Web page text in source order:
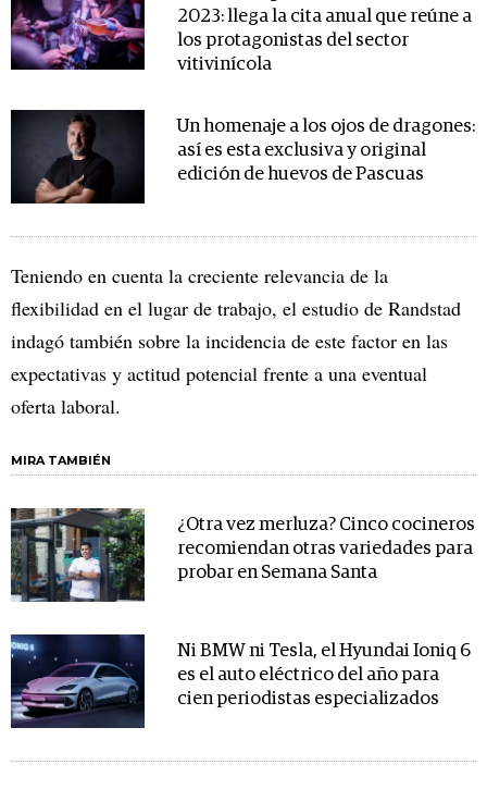
2023: llega la cita anual que reúne a
los protagonistas del sector
vitivinícola
Un homenaje a los ojos de dragones:
así es esta exclusiva y original
edición de huevos de Pascuas
Teniendo en cuenta la creciente relevancia de la
flexibilidad en el lugar de trabajo, el estudio de Randstad
indagó también sobre la incidencia de este factor en las
expectativas y actitud potencial frente a una eventual
oferta laboral.
MIRA TAMBIÉN
¿Otra vez merluza? Cinco cocineros
recomiendan otras variedades para
probar en Semana Santa
Ni BMW ni Tesla, el Hyundai Ioniq 6
es el auto eléctrico del año para
cien periodistas especializados